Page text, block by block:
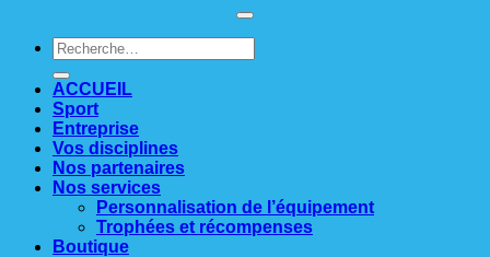
Recherche
pour :
ACCUEIL
Sport
Entreprise
Vos disciplines
Nos partenaires
Nos services
Personnalisation de l’équipement
Trophées et récompenses
Boutique